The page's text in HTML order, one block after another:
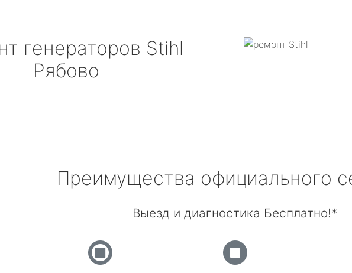
генераторов Stihl
Рябово
Преимущества официального
Выезд и диагностика Бесплатно!*